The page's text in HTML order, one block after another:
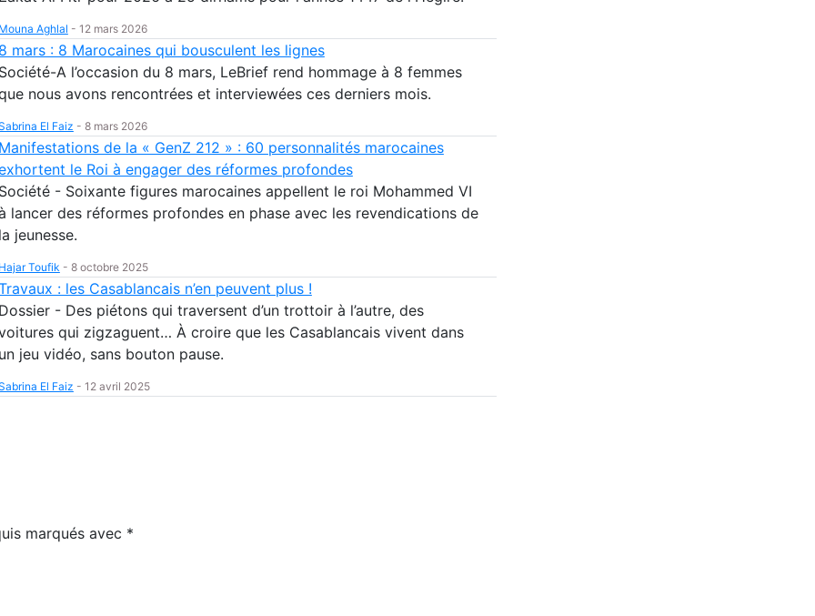
Mouna Aghlal - 12 mars 2026
8 mars : 8 Marocaines qui bousculent les lignes
Société-A l’occasion du 8 mars, LeBrief rend hommage à 8 femmes
nous avons rencontrées et interviewées ces derniers mois.
El Faiz - 8 mars 2026
Manifestations de la « GenZ 212 » : 60 personnalités marocaines
le Roi à engager des réformes profondes
Société - Soixante figures marocaines appellent le roi Mohammed VI
lancer des réformes profondes en phase avec les revendications de
la jeunesse.
Hajar Toufik - 8 octobre 2025
: les Casablancais n’en peuvent plus !
Dossier - Des piétons qui traversent d’un trottoir à l’autre, des
qui zigzaguent… À croire que les Casablancais vivent dans
un jeu vidéo, sans bouton pause.
El Faiz - 12 avril 2025
marqués avec *